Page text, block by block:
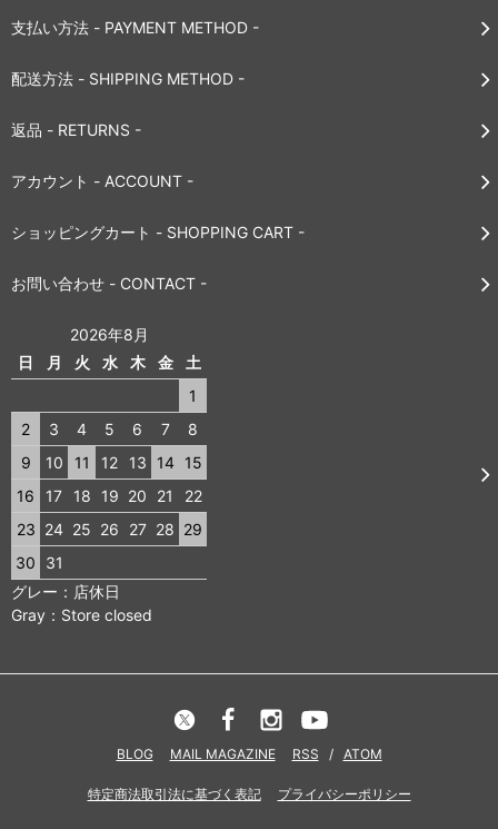
支払い方法 - PAYMENT METHOD -
配送方法 - SHIPPING METHOD -
返品 - RETURNS -
アカウント - ACCOUNT -
ショッピングカート - SHOPPING CART -
お問い合わせ - CONTACT -
2026年8月
日
月 火 水 木 金
土
1
2
3 4 5 6 7
8
9
10 11 12 13 14
15
16
17 18 19 20 21
22
23 24 25 26 27 28 29
30
31
グレー：店休日
Gray：Store closed
BLOG MAIL MAGAZINE RSS / ATOM
特定商法取引法に基づく表記 プライバシーポリシー